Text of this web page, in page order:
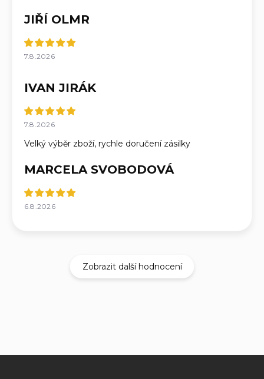
JIŘÍ OLMR
7.8.2026
IVAN JIRÁK
7.8.2026
Velký výběr zboží, rychle doručení zásilky
MARCELA SVOBODOVÁ
6.8.2026
Zobrazit další hodnocení